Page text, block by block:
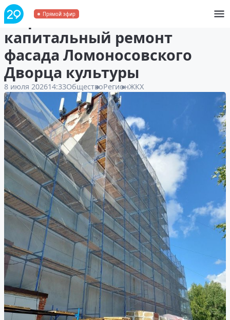
Прямой эфир
В Архангельске начался
капитальный ремонт
фасада Ломоносовского
Дворца культуры
8 июля 202614:33ОбществоРегионЖКХ